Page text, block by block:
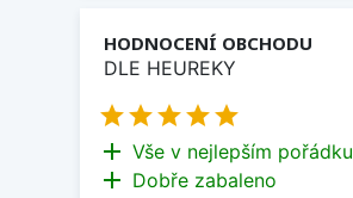
HODNOCENÍ OBCHODU
DLE HEUREKY

add Vše v nejlepším pořádku
add Dobře zabaleno